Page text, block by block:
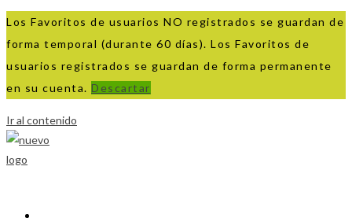
Los Favoritos de usuarios NO registrados se guardan de
forma temporal (durante 60 días). Los Favoritos de
usuarios registrados se guardan de forma permanente
en su cuenta. Descartar
Ir al contenido